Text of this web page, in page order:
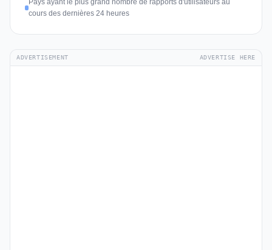
Pays ayant le plus grand nombre de rapports d'utilisateurs au
cours des dernières 24 heures
ADVERTISEMENT ADVERTISE HERE